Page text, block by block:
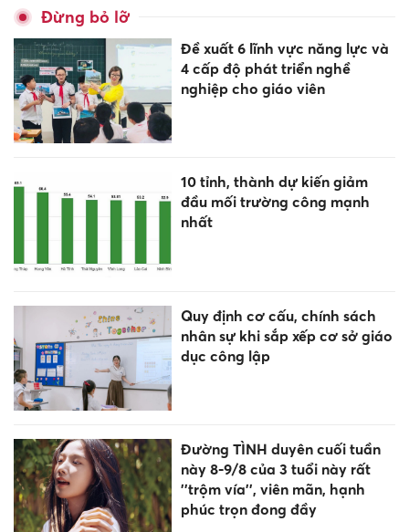
Đừng bỏ lỡ
Đề xuất 6 lĩnh vực năng lực và
4 cấp độ phát triển nghề
nghiệp cho giáo viên
10 tỉnh, thành dự kiến giảm
đầu mối trường công mạnh
nhất
Quy định cơ cấu, chính sách
nhân sự khi sắp xếp cơ sở giáo
dục công lập
Đường TÌNH duyên cuối tuần
này 8-9/8 của 3 tuổi này rất
''trộm vía'', viên mãn, hạnh
phúc trọn đong đầy